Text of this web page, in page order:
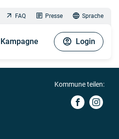
FAQ Presse Sprache
Login
Kommune teilen: